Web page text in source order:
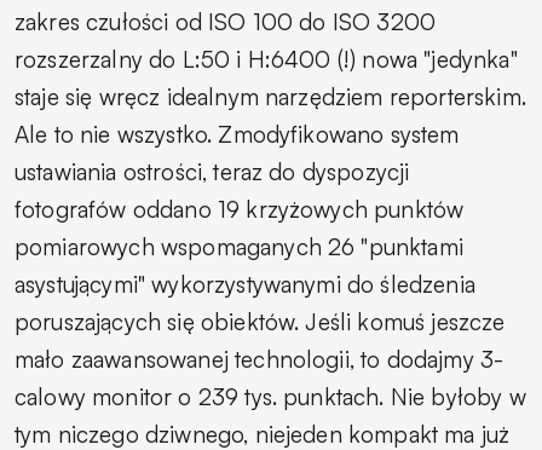
zakres czułości od ISO 100 do ISO 3200
rozszerzalny do L:50 i H:6400 (!) nowa "jedynka"
staje się wręcz idealnym narzędziem reporterskim.
Ale to nie wszystko. Zmodyfikowano system
ustawiania ostrości, teraz do dyspozycji
fotografów oddano 19 krzyżowych punktów
pomiarowych wspomaganych 26 "punktami
asystującymi" wykorzystywanymi do śledzenia
poruszających się obiektów. Jeśli komuś jeszcze
mało zaawansowanej technologii, to dodajmy 3-
calowy monitor o 239 tys. punktach. Nie byłoby w
tym niczego dziwnego, niejeden kompakt ma już